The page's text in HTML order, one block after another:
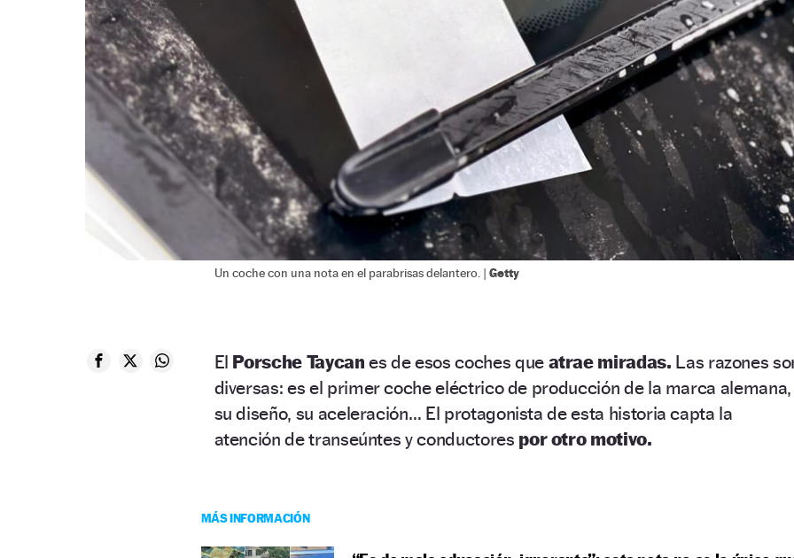
Un coche con una nota en el parabrisas delantero. | Getty
El Porsche Taycanes de esos coches que atrae miradas. Las razones
diversas: es el primer coche eléctrico de producción de la marca alemana,
su diseño, su aceleración… El protagonista de esta historia capta la
atención de transeúntes y conductores por otro motivo.
MÁS INFORMACIÓN